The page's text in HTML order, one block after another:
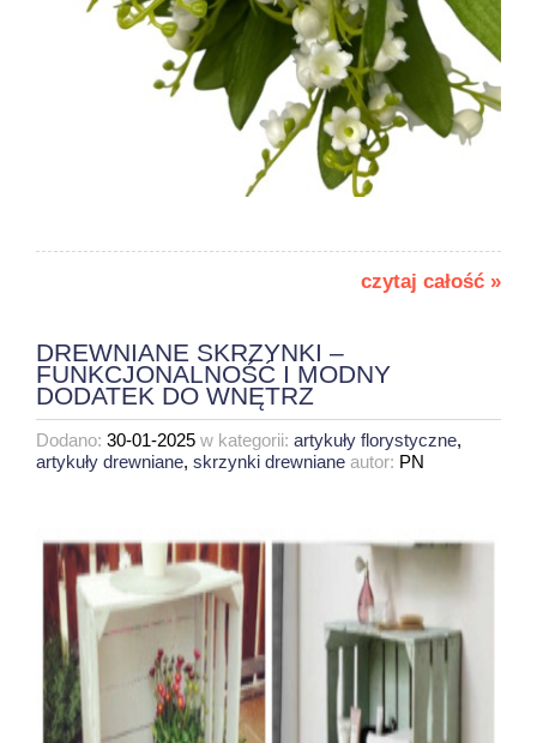
czytaj całość »
DREWNIANE SKRZYNKI –
FUNKCJONALNOŚĆ I MODNY
DODATEK DO WNĘTRZ
Dodano: 30-01-2025 w kategorii: artykuły florystyczne,
artykuły drewniane, skrzynki drewniane autor: PN